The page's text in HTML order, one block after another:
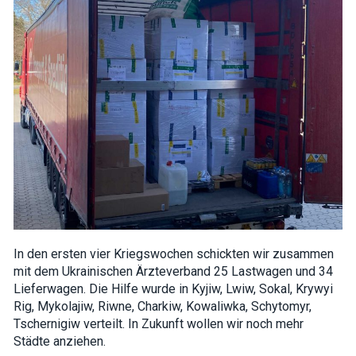
In den ersten vier Kriegswochen schickten wir zusammen
mit dem Ukrainischen Ärzteverband 25 Lastwagen und 34
Lieferwagen. Die Hilfe wurde in Kyjiw, Lwiw, Sokal, Krywyi
Rig, Mykolajiw, Riwne, Charkiw, Kowaliwka, Schytomyr,
Tschernigiw verteilt. In Zukunft wollen wir noch mehr
Städte anziehen.
interests and
behavior as
you visit our
site, you
increase the
chance of
seeing
personalized
content and
offers.